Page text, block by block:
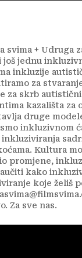
svima + Udruga
još jednu
inkluzije
za
za skrb
kazališta za
druge
inkluzivnom
Kultura
promjene,
kako
koje želiš
Za sve nas.